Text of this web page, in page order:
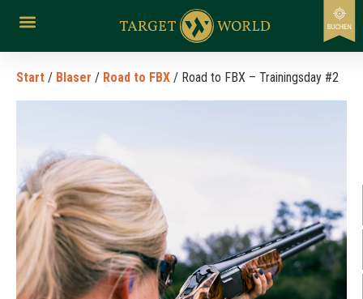
Start / Blaser / Road to FBX / Road to FBX – Trainingsday #2